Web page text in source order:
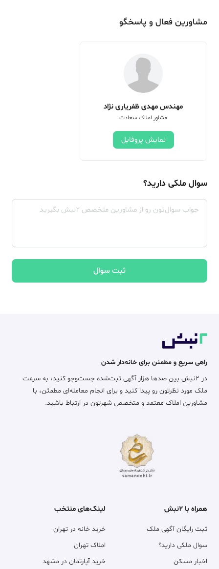
مشاورین فعال و پاسخگو
مهندس مهدی ظفریاری نژاد
مشاور املاک سعادت
نمایش پروفایل
سوال ملکی دارید؟
ثبت سوال
راهی سریع و مطمئن برای خانه‌دار شدن
در ۲نبش بین صدها هزار آگهی ثبت‌شده جست‌وجو کنید، به سرعت
ملک مورد نظرتون رو پیدا کنید و برای انجام معامله‌ای مطمئن، با
مشاورین املاک معتمد و متخصص شهرتون در ارتباط باشید.
همراه با ۲نبش
ثبت رایگان آگهی ملک
سوال ملکی دارید؟
اخبار مسکن
لینک‌های منتخب
خرید خانه در تهران
املاک تهران
خرید آپارتمان در مشهد